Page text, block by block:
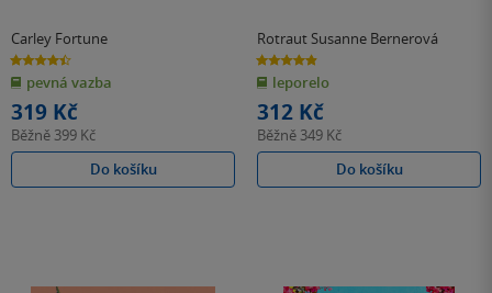
Carley Fortune
4.4
z
5
hvězdiček
pevná vazba
319 Kč
Běžně 399 Kč
Do košíku
Rotraut Susanne Bernerová
4.9
z
5
hvězdiček
leporelo
312 Kč
Běžně 349 Kč
Do košíku